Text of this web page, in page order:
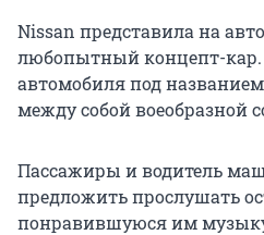
Nissan представила на
любопытный концепт-кар.
автомобиля под
между собой воеобразной
Пассажиры и водитель
предложить прослушать
понравившуюся им